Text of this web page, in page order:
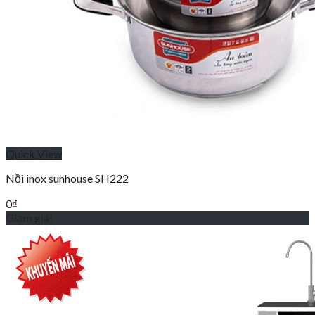
Nồi inox sunhouse SH222
0₫